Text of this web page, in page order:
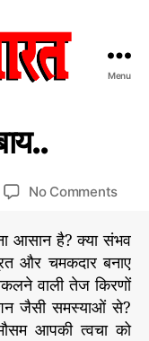
Menu
No Commentso
र्मि
यों
को
क
हें
आसान है? क्या संभव
और चमकदार बनाए
वाली तेज किरणों
जैसी समस्याओं से?
आपकी त्वचा को